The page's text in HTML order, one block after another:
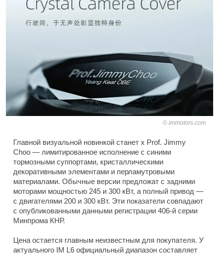
immotors.com
Главной визуальной новинкой станет x Prof. Jimmy
Choo — лимитированное исполнение с синими
тормозными суппортами, кристаллическими
декоративными элементами и перламутровыми
материалами. Обычные версии предложат с задними
моторами мощностью 245 и 300 кВт, а полный привод —
с двигателями 200 и 300 кВт. Эти показатели совпадают
с опубликованными данными регистрации 406-й серии
Минпрома КНР.
Цена остается главным неизвестным для покупателя. У
актуального IM L6 официальный диапазон составляет